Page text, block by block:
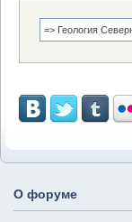
О форуме